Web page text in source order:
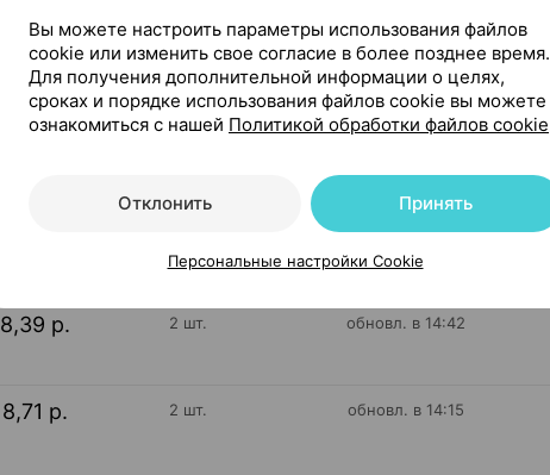
8,39 р. 1 шт. обновл. в 14:42
обновл. в 14:42
8,39 р. 2 шт. обновл. в 14:42
8,71 р. 2 шт. обновл. в 14:15
Вы можете настроить параметры использования файлов
cookie или изменить свое согласие в более позднее время.
Для получения дополнительной информации о целях,
сроках и порядке использования файлов cookie вы можете
ознакомиться с нашей Политикой обработки файлов cookie
Отклонить Принять
Персональные настройки Cookie